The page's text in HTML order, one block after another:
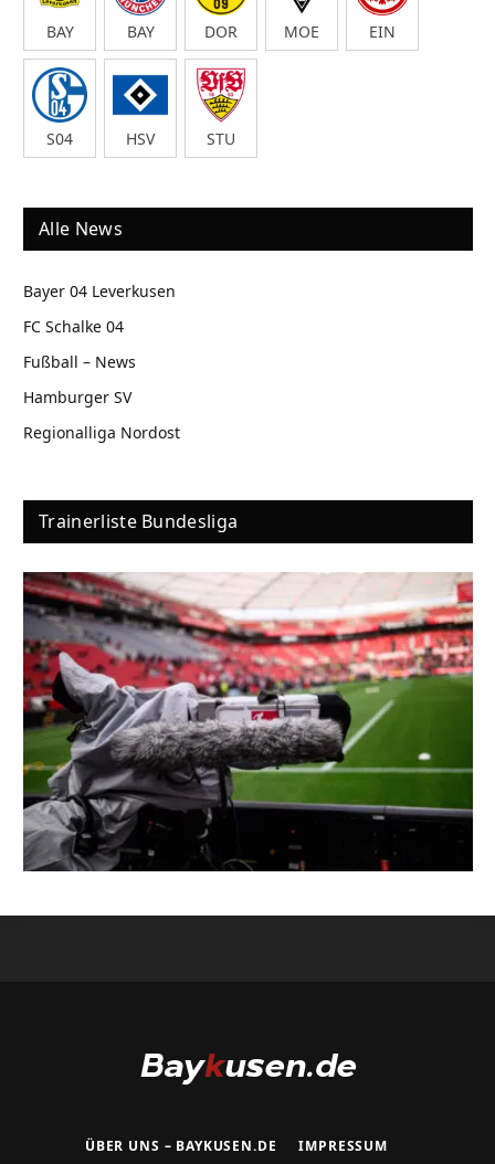
BAY BAY DOR MOE EIN
S04 HSV STU
Alle News
Bayer 04 Leverkusen
FC Schalke 04
Fußball – News
Hamburger SV
Regionalliga Nordost
Trainerliste Bundesliga
ÜBER UNS – BAYKUSEN.DE IMPRESSUM